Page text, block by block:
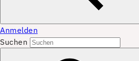
Anmelden
Suchen